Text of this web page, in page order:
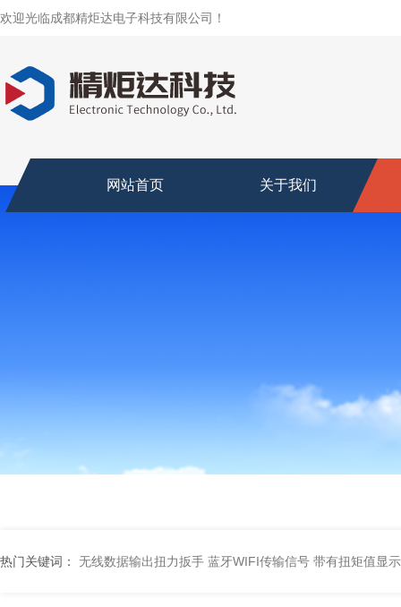
欢迎光临成都精炬达电子科技有限公司！
网站首页 关于我们
热门关键词： 无线数据输出扭力扳手 蓝牙WIFI传输信号 带有扭矩值显